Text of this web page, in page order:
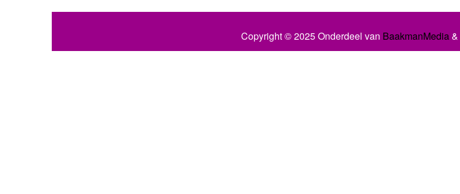
Copyright © 2025 Onderdeel van BaakmanMedia&